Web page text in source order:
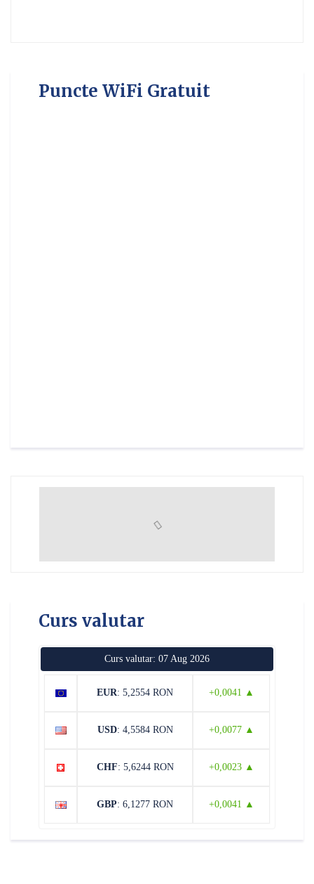
Puncte WiFi Gratuit
Curs valutar
Curs valutar: 07 Aug 2026
EUR: 5,2554 RON +0,0041 ▲
USD: 4,5584 RON +0,0077 ▲
CHF: 5,6244 RON +0,0023 ▲
GBP: 6,1277 RON +0,0041 ▲